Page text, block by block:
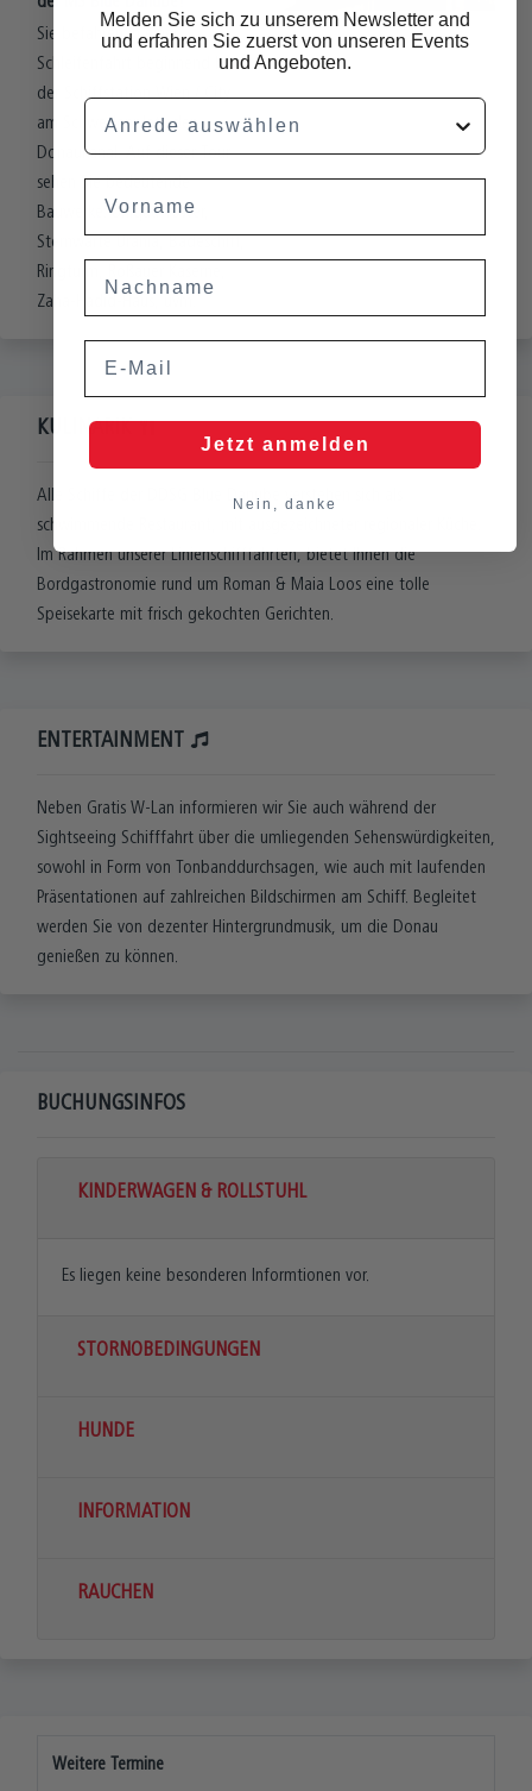
Sie befahren in einer
Schleifenfahrt beginnend bei
der Schiffstation Wien / City
am Schwedenplatz den
Donaukanal. Auf dieser Tour
sehen Sie bedeutende
Bauwerke: Uniqua Tower,
Sternwarte Urania, Badeschiff,
Ringturm, Roßauer Kaserne,
Zaha-Hadid-Haus, uvm.
KULINARIK
Alle Schiffe der DDSG Blue Danube verstehen sich als
schwimmende Restaurant, mit ausgezeichneter regionaler Küche.
Im Rahmen unserer Linienschifffahrten, bietet Ihnen die
Bordgastronomie rund um Roman & Maia Loos eine tolle
Speisekarte mit frisch gekochten Gerichten.
ENTERTAINMENT
Neben Gratis W-Lan informieren wir Sie auch während der
Sightseeing Schifffahrt über die umliegenden Sehenswürdigkeiten,
sowohl in Form von Tonbanddurchsagen, wie auch mit laufenden
Präsentationen auf zahlreichen Bildschirmen am Schiff. Begleitet
werden Sie von dezenter Hintergrundmusik, um die Donau
genießen zu können.
BUCHUNGSINFOS
KINDERWAGEN & ROLLSTUHL
Es liegen keine besonderen Informtionen vor.
STORNOBEDINGUNGEN
HUNDE
INFORMATION
RAUCHEN
Weitere Termine
Melden Sie sich zu unserem Newsletter and
und erfahren Sie zuerst von unseren Events
und Angeboten.
Anrede
Jetzt anmelden
Nein, danke